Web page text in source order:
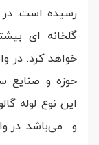
رسیده است. در
گلخانه ای
خواهد کرد. در
حوزه و صنایع
این نوع لوله
و... می‌باشد. در